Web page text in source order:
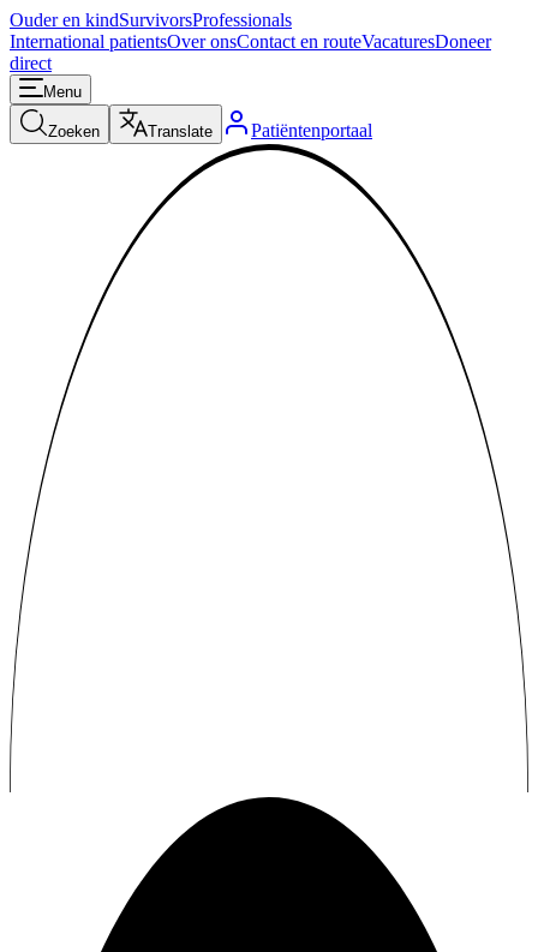
Ouder en kindSurvivorsProfessionals
International patientsOver onsContact en routeVacaturesDoneer
direct
Menu
Zoeken Translate Patiëntenportaal